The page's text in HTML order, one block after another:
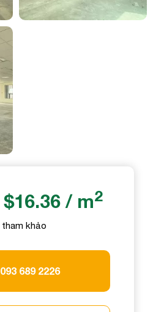
/ m2
tham khảo
689 2226
yêu cầu